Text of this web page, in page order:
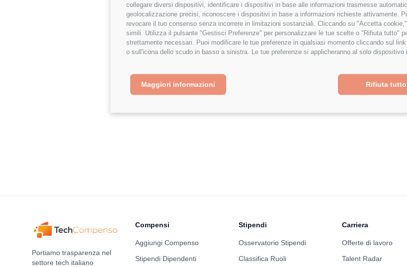
collegare diversi dispositivi, identificare i dispositivi in base alle informazioni trasmesse
geolocalizzazione precisi, riconoscere i dispositivi in base a informazioni richieste attivamente.
revocare il tuo consenso senza incorrere in limitazioni sostanziali. Cliccando su "Accetta
simili. Utilizza il pulsante "Gestisci Preferenze" per personalizzare le tue scelte o "Rifiuta tutto"
strettamente necessari. Puoi modificare le tue preferenze in qualsiasi momento cliccando sul
o sull'icona dello scudo in basso a sinistra. Le tue preferenze si applicheranno al solo dispositivo
Rifiuta tutto
Maggiori informazioni
Portiamo trasparenza nel
settore tech italiano
Compensi
Aggiungi Compenso
Stipendi Dipendenti
Stipendi
Osservatorio Stipendi
Classifica Ruoli
Carriera
Offerte di lavoro
Talent Radar